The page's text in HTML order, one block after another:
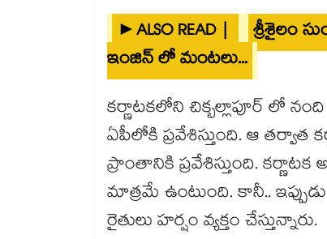
►ALSO READ |
శ్రీశైలం
ఇంజిన్ లో మంటలు...
కర్ణాటకలోని చిక్బల్లాపూర్ లో
ఏపీలోకి ప్రవేశిస్తుంది. ఆ
ప్రాంతానికి ప్రవేశిస్తుంది.
మాత్రమే ఉంటుంది. కానీ..
రైతులు హర్షం వ్యక్తం చేస్తున్నారు.